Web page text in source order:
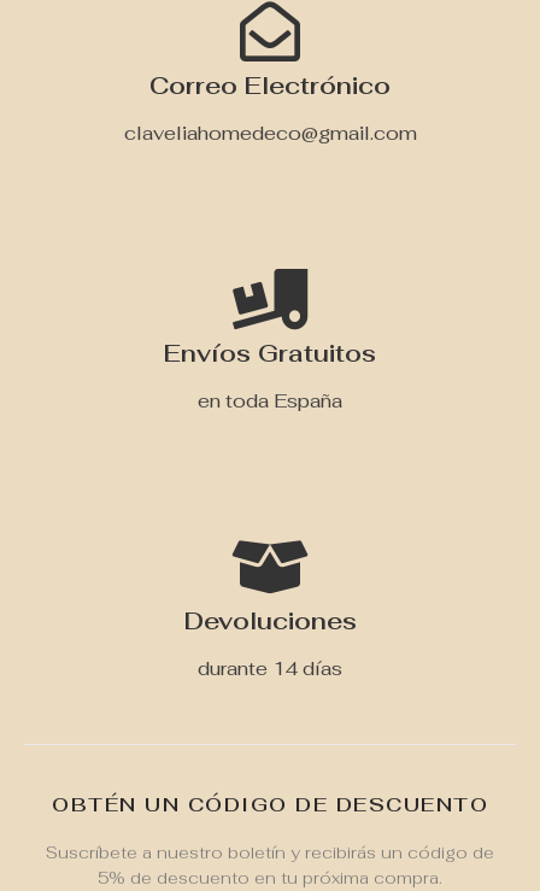
Correo Electrónico
claveliahomedeco@gmail.com
Envíos Gratuitos
en toda España
Devoluciones
durante 14 días
OBTÉN UN CÓDIGO DE DESCUENTO
Suscríbete a nuestro boletín y recibirás un código de
5% de descuento en tu próxima compra.